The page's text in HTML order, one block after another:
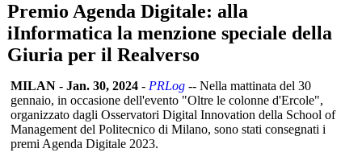
Premio Agenda Digitale: alla
iInformatica la menzione speciale della
Giuria per il Realverso
MILAN - Jan. 30, 2024 - PRLog -- Nella mattinata del 30
gennaio, in occasione dell'evento "Oltre le colonne d'Ercole",
organizzato dagli Osservatori Digital Innovation della School of
Management del Politecnico di Milano, sono stati consegnati i
premi Agenda Digitale 2023.